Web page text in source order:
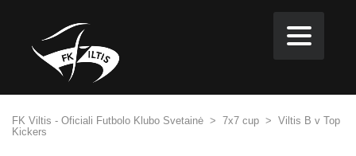
FK Viltis - Oficiali Futbolo Klubo Svetainė > 7x7 cup > Viltis B v Top
Kickers